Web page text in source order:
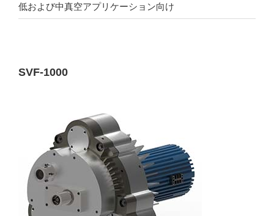
低および中真空アプリケーション向け
SVF-1000